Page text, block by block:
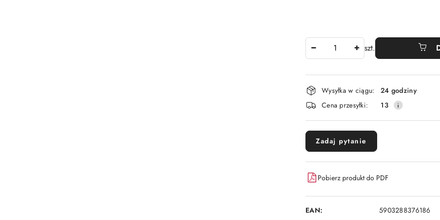
szt.
Dostępność
i
dostawa
Wysyłka w ciągu:
24 godziny
Cena przesyłki:
13
Zadaj pytanie
Pobierz produkt do PDF
EAN: 5903288376186